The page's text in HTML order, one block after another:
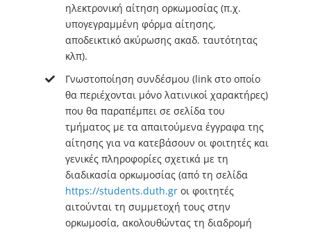
ηλεκτρονική αίτηση ορκωμοσίας (π.χ.
υπογεγραμμένη φόρμα αίτησης,
αποδεικτικό ακύρωσης ακαδ. ταυτότητας
κλπ).
Γνωστοποίηση συνδέσμου (link στο οποίο
θα περιέχονται μόνο λατινικοί χαρακτήρες)
που θα παραπέμπει σε σελίδα του
τμήματος με τα απαιτούμενα έγγραφα της
αίτησης για να κατεβάσουν οι φοιτητές και
γενικές πληροφορίες σχετικά με τη
διαδικασία ορκωμοσίας (από τη σελίδα
https://students.duth.grοι φοιτητές
αιτούνται τη συμμετοχή τους στην
ορκωμοσία, ακολουθώντας τη διαδρομή